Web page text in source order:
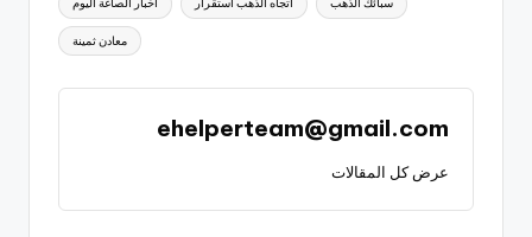
أخبار الصاغة اليوم اتجاه الذهب استقرار سبائك الذهب
معادن ثمينة
ehelperteam@gmail.com
عرض كل المقالات